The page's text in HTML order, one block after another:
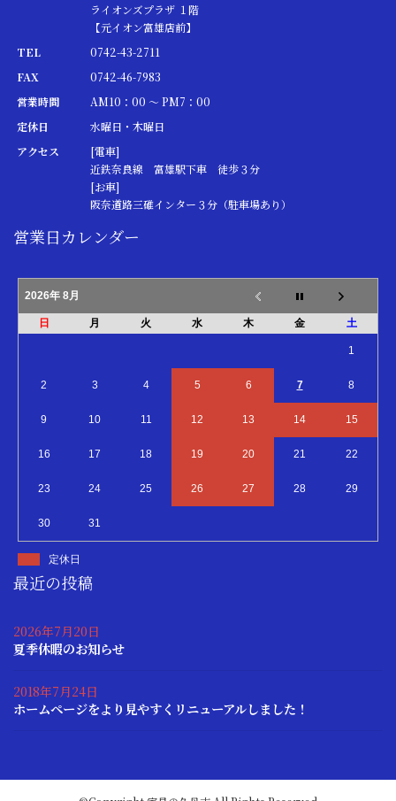
ライオンズプラザ １階
【元イオン富雄店前】
TEL
0742-43-2711
FAX
0742-46-7983
営業時間
AM10：00 ～ PM7：00
定休日
水曜日・木曜日
アクセス
[電車]
近鉄奈良線 富雄駅下車 徒歩３分
[お車]
阪奈道路三碓インター３分（駐車場あり）
営業日カレンダー
2026年 8月
日 月 火 水 木 金 土
1
2 3 4 5 6 7 8
9 10 11 12 13 14 15
16 17 18 19 20 21 22
23 24 25 26 27 28 29
30 31
定休日
最近の投稿
2026年7月20日
夏季休暇のお知らせ
2018年7月24日
ホームページをより見やすくリニューアルしました！